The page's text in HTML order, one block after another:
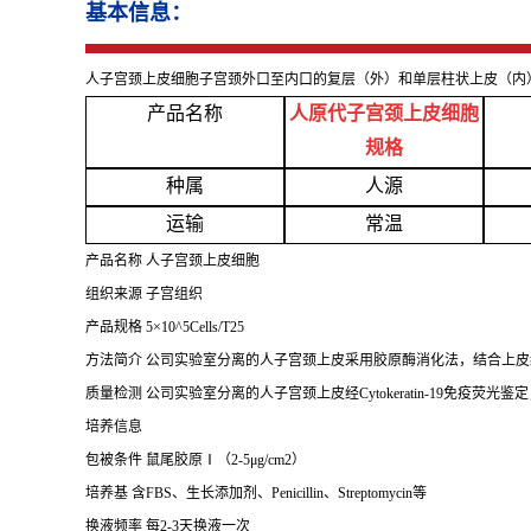
基本信息：
人子宫颈上皮细胞子宫颈外口至内口的复层（外）和单层柱状上皮（
产品名称
人原代子宫颈上皮细胞
规格
种属
人源
运输
常温
产品名称 人子宫颈上皮细胞
组织来源 子宫组织
产品规格 5×10^5Cells/T25
方法简介 公司实验室分离的人子宫颈上皮采用胶原酶消化法，结合上
质量检测 公司实验室分离的人子宫颈上皮经Cytokeratin-19免疫荧光鉴
培养信息
包被条件 鼠尾胶原 Ⅰ（2-5μg/cm2）
培养基 含FBS、生长添加剂、Penicillin、Streptomycin等
换液频率 每2-3天换液一次